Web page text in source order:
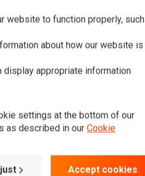
website to function properly, such
about how our website is
appropriate information
settings at the bottom of our
as described in our Cookie
Accept cookies